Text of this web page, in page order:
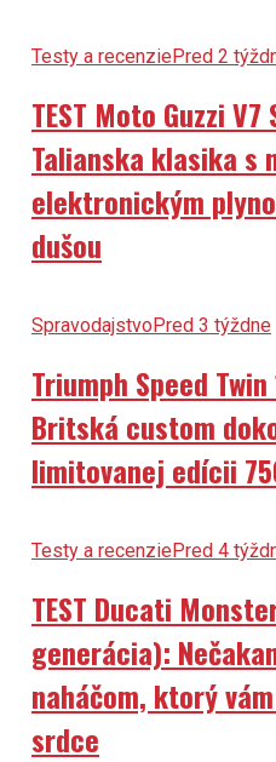
Testy a recenziePred 2
TEST Moto Guzzi
Talianska klasika s
elektronickým
dušou
SpravodajstvoPred 3 týždne
Triumph Speed
Britská custom
limitovanej edícii
Testy a recenziePred 4
TEST Ducati
generácia):
naháčom, ktorý
srdce